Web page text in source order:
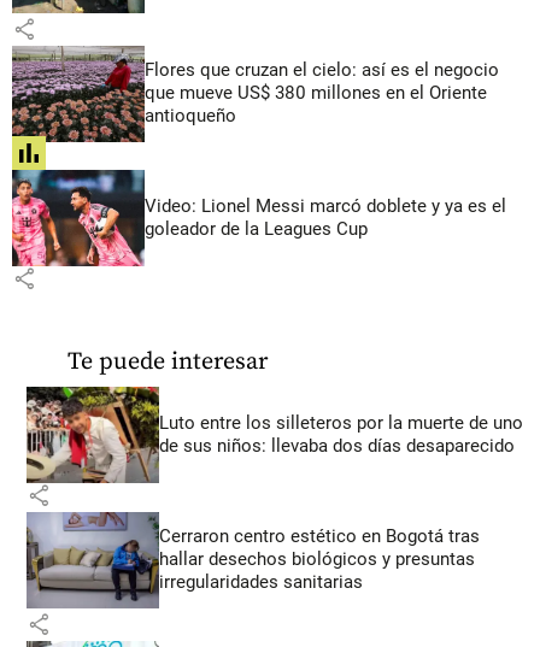
share
Flores que cruzan el cielo: así es el negocio
que mueve US$ 380 millones en el Oriente
antioqueño
share
Video: Lionel Messi marcó doblete y ya es el
goleador de la Leagues Cup
share
Te puede interesar
Luto entre los silleteros por la muerte de uno
de sus niños: llevaba dos días desaparecido
share
Cerraron centro estético en Bogotá tras
hallar desechos biológicos y presuntas
irregularidades sanitarias
share